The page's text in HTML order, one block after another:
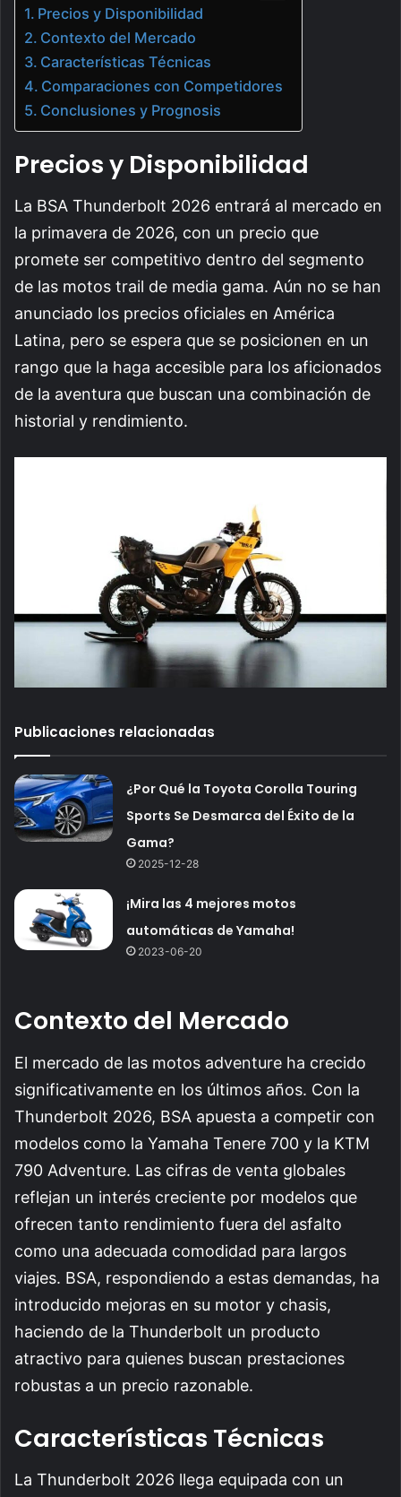
Precios y Disponibilidad
Contexto del Mercado
Características Técnicas
Comparaciones con Competidores
Conclusiones y Prognosis
Precios y Disponibilidad
La BSA Thunderbolt 2026 entrará al mercado en
la primavera de 2026, con un precio que
promete ser competitivo dentro del segmento
de las motos trail de media gama. Aún no se han
anunciado los precios oficiales en América
Latina, pero se espera que se posicionen en un
rango que la haga accesible para los aficionados
de la aventura que buscan una combinación de
historial y rendimiento.
Publicaciones relacionadas
¿Por Qué la Toyota Corolla Touring
Sports Se Desmarca del Éxito de la
Gama?
2025-12-28
¡Mira las 4 mejores motos
automáticas de Yamaha!
2023-06-20
Contexto del Mercado
El mercado de las motos adventure ha crecido
significativamente en los últimos años. Con la
Thunderbolt 2026, BSA apuesta a competir con
modelos como la Yamaha Tenere 700 y la KTM
790 Adventure. Las cifras de venta globales
reflejan un interés creciente por modelos que
ofrecen tanto rendimiento fuera del asfalto
como una adecuada comodidad para largos
viajes. BSA, respondiendo a estas demandas, ha
introducido mejoras en su motor y chasis,
haciendo de la Thunderbolt un producto
atractivo para quienes buscan prestaciones
robustas a un precio razonable.
Características Técnicas
La Thunderbolt 2026 llega equipada con un